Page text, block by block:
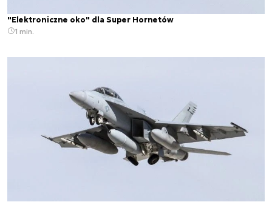
"Elektroniczne oko" dla Super Hornetów
1 min.